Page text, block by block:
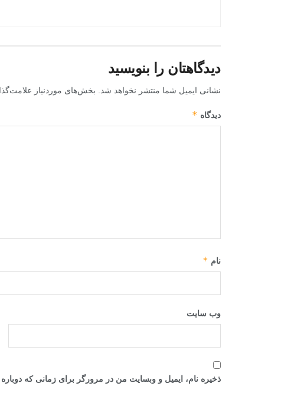
دیدگاهتان را بنویسید
نشانی ایمیل شما منتشر نخواهد شد. بخش‌های موردنیاز
دیدگاه *
نام *
وب‌ سایت
ذخیره نام، ایمیل و وبسایت من در مرورگر برای زمانی که